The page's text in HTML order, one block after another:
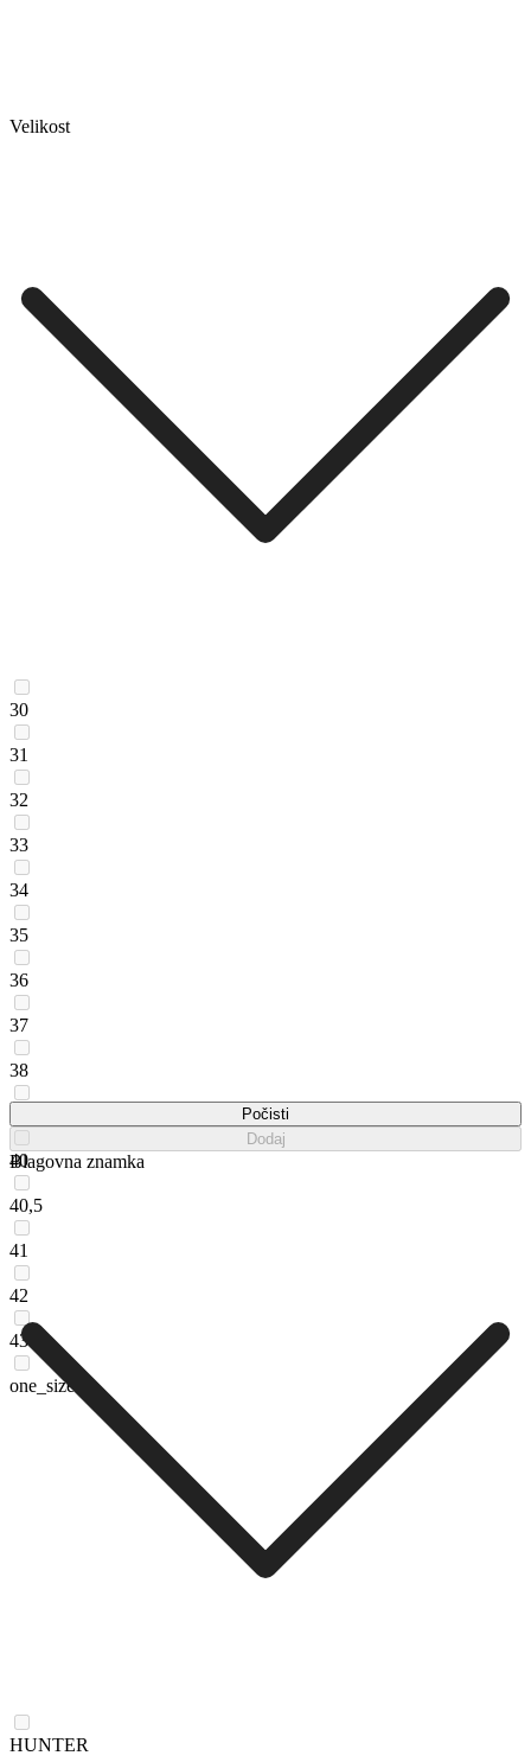
Velikost
30
31
32
33
34
35
36
37
38
40
40,5
41
42
43
one_size
Počisti
Dodaj
Blagovna znamka
HUNTER